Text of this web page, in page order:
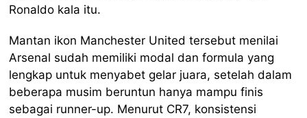
Ronaldo kala itu.
Mantan ikon Manchester United tersebut menilai
Arsenal sudah memiliki modal dan formula yang
lengkap untuk menyabet gelar juara, setelah dalam
beberapa musim beruntun hanya mampu finis
sebagai runner-up. Menurut CR7, konsistensi